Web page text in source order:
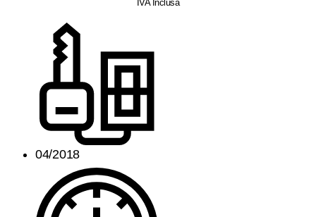
IVA Inclusa
04/2018